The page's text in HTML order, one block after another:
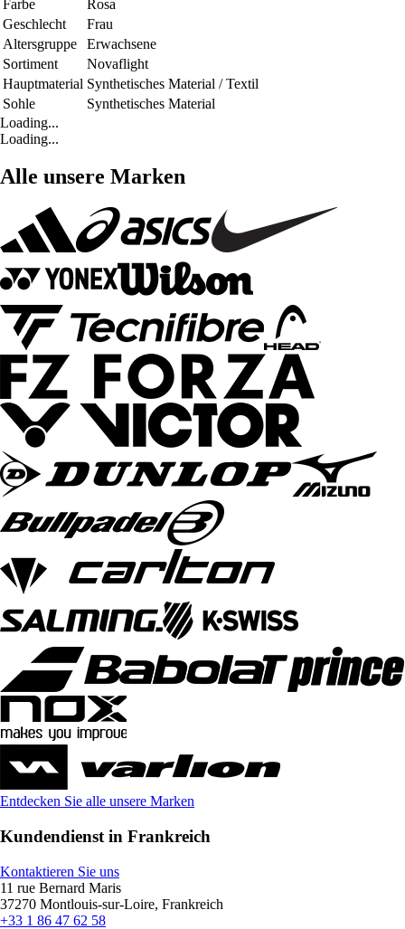
Farbe
Rosa
Geschlecht
Frau
Altersgruppe
Erwachsene
Sortiment
Novaflight
Hauptmaterial Synthetisches Material / Textil
Sohle
Synthetisches Material
Loading...
Loading...
Alle unsere Marken
Entdecken Sie alle unsere Marken
Kundendienst in Frankreich
Kontaktieren Sie uns
11 rue Bernard Maris
37270 Montlouis-sur-Loire, Frankreich
+33 1 86 47 62 58